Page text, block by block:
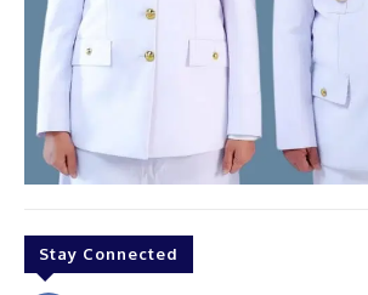
Stay Connected